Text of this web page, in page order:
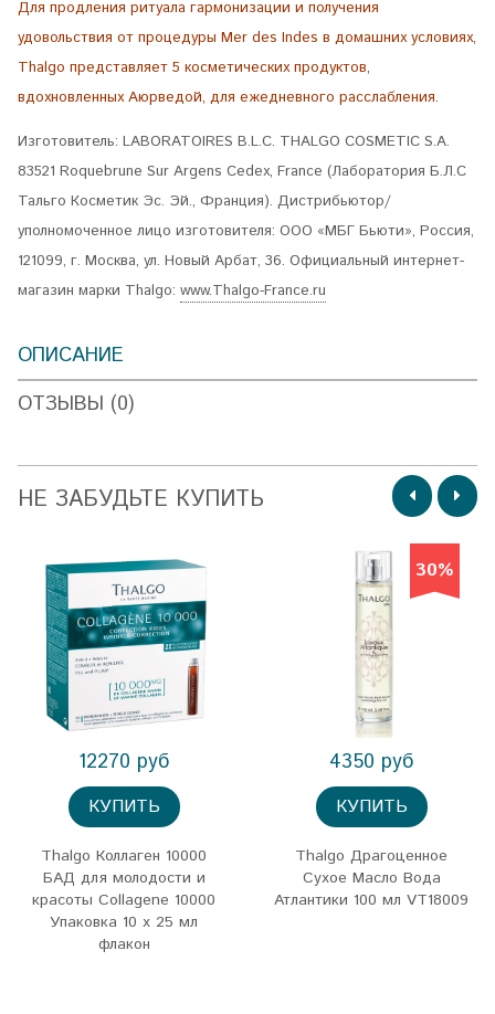
Для продления ритуала гармонизации и получения
удовольствия от процедуры Mer des Indes в домашних условиях,
Thalgo представляет 5 косметических продуктов,
вдохновленных Аюрведой, для ежедневного расслабления.
Изготовитель: LABORATOIRES B.L.C. THALGO COSMETIC S.A.
83521 Roquebrune Sur Argens Cedex, France (Лаборатория Б.Л.С
Тальго Косметик Эс. Эй., Франция). Дистрибьютор/
уполномоченное лицо изготовителя: ООО «МБГ Бьюти», Россия,
121099, г. Москва, ул. Новый Арбат, 36. Официальный интернет-
магазин марки Thalgo: www.Thalgo-France.ru
ОПИСАНИЕ
ОТЗЫВЫ (0)
НЕ ЗАБУДЬТЕ КУПИТЬ
12270 руб
КУПИТЬ
Thalgo Коллаген 10000
БАД для молодости и
красоты Collagene 10000
Упаковка 10 x 25 мл
флакон
30%
4350 руб
КУПИТЬ
Thalgo Драгоценное
Сухое Масло Вода
Атлантики 100 мл VT18009